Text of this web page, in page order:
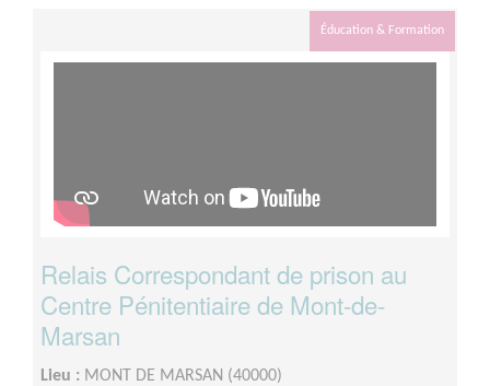
Éducation & Formation
Relais Correspondant de prison au
Centre Pénitentiaire de Mont-de-
Marsan
Lieu : MONT DE MARSAN (40000)